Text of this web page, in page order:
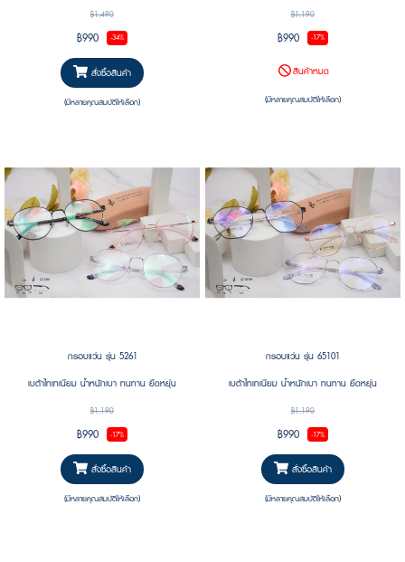
ทนแรงกดทับได้ดี น้ำหนักเบา #กรอบบาง #ยืดหยุ่น
฿1,490
฿990 -34%
สั่งซื้อสินค้า
(มีหลายคุณสมบัติให้เลือก)
฿1,190
฿990 -17%
สินค้าหมด
(มีหลายคุณสมบัติให้เลือก)
กรอบแว่น รุ่น 5261
เบต้าไทเทเนียม น้ำหนักเบา ทนทาน ยืดหยุ่น
฿1,190
฿990 -17%
สั่งซื้อสินค้า
(มีหลายคุณสมบัติให้เลือก)
กรอบแว่น รุ่น 65101
เบต้าไทเทเนียม น้ำหนักเบา ทนทาน ยืดหยุ่น
฿1,190
฿990 -17%
สั่งซื้อสินค้า
(มีหลายคุณสมบัติให้เลือก)